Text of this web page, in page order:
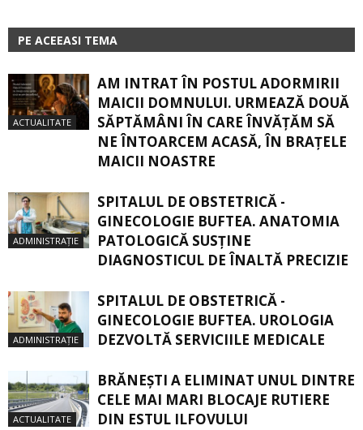
PE ACEEASI TEMA
ACTUALITATE
AM INTRAT ÎN POSTUL ADORMIRII
MAICII DOMNULUI. URMEAZĂ DOUĂ
SĂPTĂMÂNI ÎN CARE ÎNVĂŢĂM SĂ
NE ÎNTOARCEM ACASĂ, ÎN BRAŢELE
MAICII NOASTRE
ADMINISTRAȚIE
SPITALUL DE OBSTETRICĂ -
GINECOLOGIE BUFTEA. ANATOMIA
PATOLOGICĂ SUSŢINE
DIAGNOSTICUL DE ÎNALTĂ PRECIZIE
ADMINISTRAȚIE
SPITALUL DE OBSTETRICĂ -
GINECOLOGIE BUFTEA. UROLOGIA
DEZVOLTĂ SERVICIILE MEDICALE
ACTUALITATE
BRĂNEȘTI A ELIMINAT UNUL DINTRE
CELE MAI MARI BLOCAJE RUTIERE
DIN ESTUL ILFOVULUI